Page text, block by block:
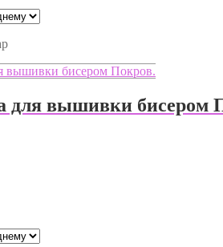
для вышивки бисером